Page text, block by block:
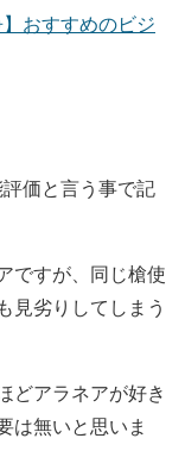
】おすすめのビジ
価と言う事で記
ですが、同じ槍使
見劣りしてしまう
どアラネアが好き
は無いと思いま